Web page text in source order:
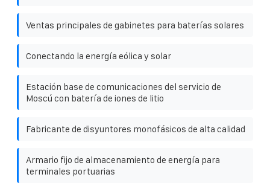
Ventas principales de gabinetes para baterías solares
Conectando la energía eólica y solar
Estación base de comunicaciones del servicio de
Moscú con batería de iones de litio
Fabricante de disyuntores monofásicos de alta calidad
Armario fijo de almacenamiento de energía para
terminales portuarias